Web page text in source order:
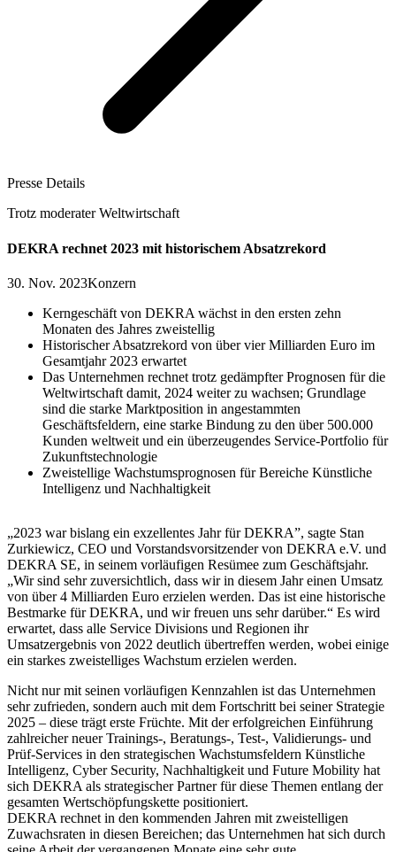
Presse Details
Trotz moderater Weltwirtschaft
DEKRA rechnet 2023 mit historischem Absatzrekord
30. Nov. 2023Konzern
Kerngeschäft von DEKRA wächst in den ersten zehn
Monaten des Jahres zweistellig
Historischer Absatzrekord von über vier Milliarden Euro im
Gesamtjahr 2023 erwartet
Das Unternehmen rechnet trotz gedämpfter Prognosen für die
Weltwirtschaft damit, 2024 weiter zu wachsen; Grundlage
sind die starke Marktposition in angestammten
Geschäftsfeldern, eine starke Bindung zu den über 500.000
Kunden weltweit und ein überzeugendes Service-Portfolio für
Zukunftstechnologie
Zweistellige Wachstumsprognosen für Bereiche Künstliche
Intelligenz und Nachhaltigkeit
„2023 war bislang ein exzellentes Jahr für DEKRA”, sagte Stan
Zurkiewicz, CEO und Vorstandsvorsitzender von DEKRA e.V. und
DEKRA SE, in seinem vorläufigen Resümee zum Geschäftsjahr.
„Wir sind sehr zuversichtlich, dass wir in diesem Jahr einen Umsatz
von über 4 Milliarden Euro erzielen werden. Das ist eine historische
Bestmarke für DEKRA, und wir freuen uns sehr darüber.“ Es wird
erwartet, dass alle Service Divisions und Regionen ihr
Umsatzergebnis von 2022 deutlich übertreffen werden, wobei einige
ein starkes zweistelliges Wachstum erzielen werden.
Nicht nur mit seinen vorläufigen Kennzahlen ist das Unternehmen
sehr zufrieden, sondern auch mit dem Fortschritt bei seiner Strategie
2025 – diese trägt erste Früchte. Mit der erfolgreichen Einführung
zahlreicher neuer Trainings-, Beratungs-, Test-, Validierungs- und
Prüf-Services in den strategischen Wachstumsfeldern Künstliche
Intelligenz, Cyber Security, Nachhaltigkeit und Future Mobility hat
sich DEKRA als strategischer Partner für diese Themen entlang der
gesamten Wertschöpfungskette positioniert.
DEKRA rechnet in den kommenden Jahren mit zweistelligen
Zuwachsraten in diesen Bereichen; das Unternehmen hat sich durch